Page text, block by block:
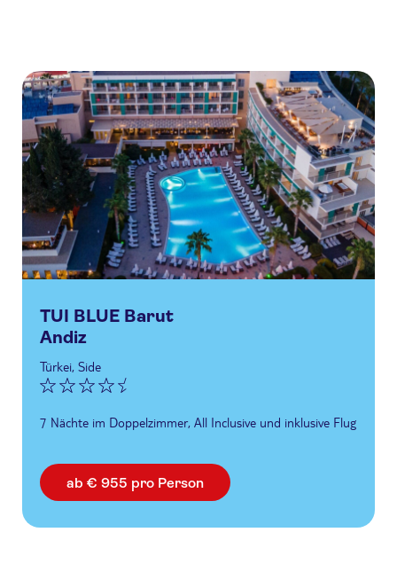
TUI BLUE Barut
Andiz
Türkei, Side
7 Nächte im Doppelzimmer, All Inclusive und inklusive Flug
ab € 955 pro Person